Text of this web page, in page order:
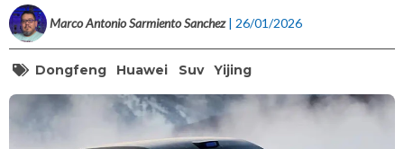
Marco Antonio Sarmiento Sanchez | 26/01/2026
Dongfeng Huawei Suv Yijing